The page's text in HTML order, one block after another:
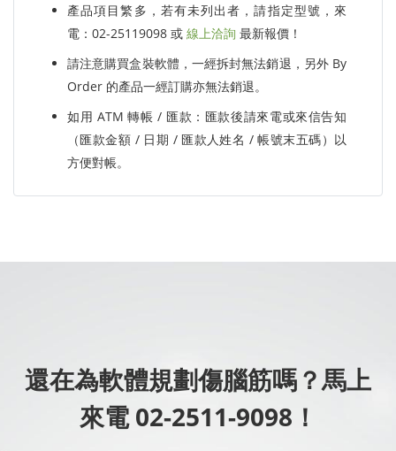
產品項目繁多，若有未列出者，請指定型號，來
電：02-25119098 或 線上洽詢 最新報價！
請注意購買盒裝軟體，一經拆封無法銷退，另外 By
Order 的產品一經訂購亦無法銷退。
如用 ATM 轉帳 / 匯款：匯款後請來電或來信告知
（匯款金額 / 日期 / 匯款人姓名 / 帳號末五碼）以
方便對帳。
還在為軟體規劃傷腦筋嗎？馬上
來電 02-2511-9098！